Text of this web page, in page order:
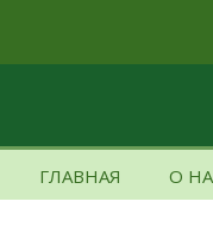
ГЛАВНАЯ О